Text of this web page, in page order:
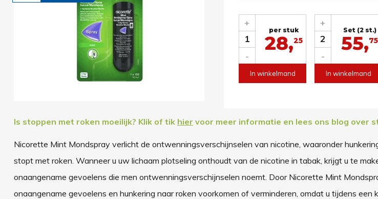
1
-
+
per stuk
28,25
In winkelmand
2
-
+
Set (2 st.)
55,75
In winkelmand
Is stoppen met roken moeilijk? Klik of tik hier voor meer informatie en lees ons blog over
Nicorette Mint Mondspray verlicht de ontwenningsverschijnselen van nicotine, waaronder
stopt met roken. Wanneer u uw lichaam plotseling onthoudt van de nicotine in tabak, krijgt u te
onaangename gevoelens die men ontwenningsverschijnselen noemt. Door Nicorette Mint
onaangename gevoelens en hunkering naar roken voorkomen of verminderen, omdat u tijdens een